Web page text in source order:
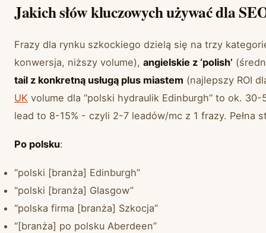
Jakich słów kluczowych używać dla
Frazy dla rynku szkockiego dzielą się na trzy
konwersja, niższy volume), angielskie z ‘polish’
tail z konkretną usługą plus miastem (najlepszy ROI
UK volume dla “polski hydraulik Edinburgh” to ok.
lead to 8-15% - czyli 2-7 leadów/mc z 1 frazy. Pełna
Po polsku:
“polski [branża] Edinburgh”
“polski [branża] Glasgow”
“polska firma [branża] Szkocja”
“[branża] po polsku Aberdeen”